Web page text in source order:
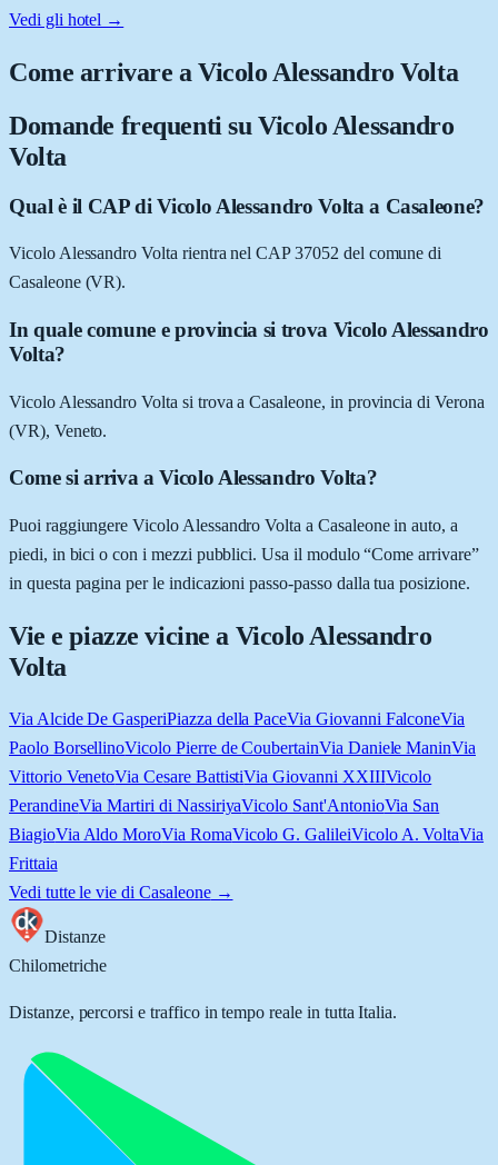
Vedi gli hotel →
Come arrivare aVicolo Alessandro Volta
Domande frequenti su Vicolo Alessandro
Volta
Qual è il CAP di Vicolo Alessandro Volta a Casaleone?
Vicolo Alessandro Volta rientra nel CAP 37052 del comune di
Casaleone (VR).
In quale comune e provincia si trova Vicolo Alessandro
Volta?
Vicolo Alessandro Volta si trova a Casaleone, in provincia di Verona
(VR), Veneto.
Come si arriva a Vicolo Alessandro Volta?
Puoi raggiungere Vicolo Alessandro Volta a Casaleone in auto, a
piedi, in bici o con i mezzi pubblici. Usa il modulo “Come arrivare”
in questa pagina per le indicazioni passo-passo dalla tua posizione.
Vie e piazze vicine a Vicolo Alessandro
Volta
Via Alcide De GasperiPiazza della PaceVia Giovanni FalconeVia
Paolo BorsellinoVicolo Pierre de CoubertainVia Daniele ManinVia
Vittorio VenetoVia Cesare BattistiVia Giovanni XXIIIVicolo
PerandineVia Martiri di NassiriyaVicolo Sant'AntonioVia San
BiagioVia Aldo MoroVia RomaVicolo G. GalileiVicolo A. VoltaVia
Frittaia
Vedi tutte le vie di Casaleone→
Distanze
Chilometriche
Distanze, percorsi e traffico in tempo reale in tutta Italia.